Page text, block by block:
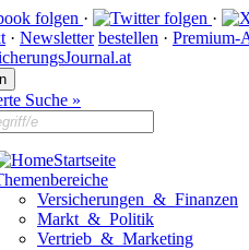
· ·
· Newsletter bestellen · Premium-
Suche »
Startseite
Versicherungen & Finanzen
Markt & Politik
Vertrieb & Marketing